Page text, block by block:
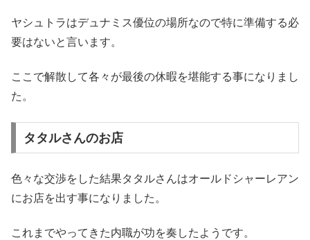
ヤシュトラはデュナミス優位の場所なので特に準備する必
要はないと言います。
ここで解散して各々が最後の休暇を堪能する事になりまし
た。
タタルさんのお店
色々な交渉をした結果タタルさんはオールドシャーレアン
にお店を出す事になりました。
これまでやってきた内職が功を奏したようです。